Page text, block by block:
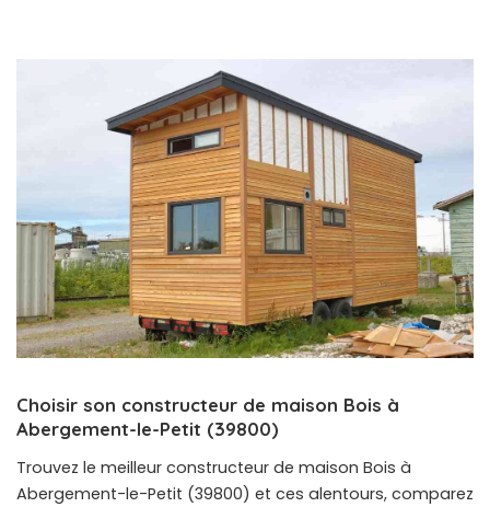
Choisir son constructeur de maison Bois à
Abergement-le-Petit (39800)
Trouvez le meilleur constructeur de maison Bois à
Abergement-le-Petit (39800) et ces alentours, comparez